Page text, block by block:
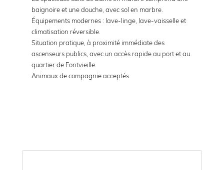
baignoire et une douche, avec sol en marbre.
Équipements modernes : lave-linge, lave-vaisselle et
climatisation réversible.
Situation pratique, à proximité immédiate des
ascenseurs publics, avec un accès rapide au port et au
quartier de Fontvieille.
Animaux de compagnie acceptés.